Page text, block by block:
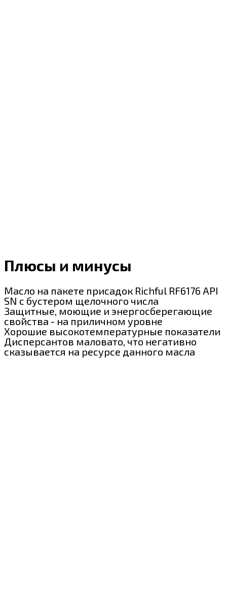
Плюсы и минусы
Масло на пакете присадок Richful RF6176 API
SN с бустером щелочного числа
Защитные, моющие и энергосберегающие
свойства - на приличном уровне
Хорошие высокотемпературные показатели
Дисперсантов маловато, что негативно
сказывается на ресурсе данного масла